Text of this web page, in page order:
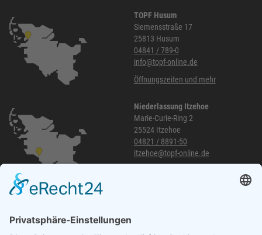
TOPF Husum
Siemensstraße 17
25813 Husum
04841 / 789-0
info@topf-online.de
Öffnungszeiten und mehr
Niederlassung Itzehoe
Marie-Curie-Ring 2
25524 Itzehoe
04821 / 8891-50
itzehoe@topf-online.de
040 / 21 04 04 04-04